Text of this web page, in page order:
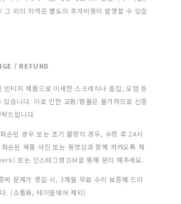
그 외의 지역은 별도의 추가비용이 발생할 수 있습
/ REFUND
빈티지 제품으로 미세한 스크레치나 흠집, 오염 등
있습니다. 이로 인한 교환/환불은 불가하므로 신중
드립니다.
손된 경우 또는 초기 불량의 경우, 수령 후 24시
손된 제품 사진 또는 동영상과 함께 카카오톡 채
또는 인스타그램 DM을 통해 문의 해주세요.
에 문제가 생길 시, 3개월 무료 수리 보증해 드리
. (소품류, 테이블웨어 제외)